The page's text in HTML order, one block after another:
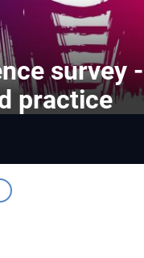
survey -
practice